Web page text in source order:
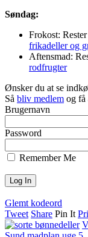
Søndag:
Frokost:
frikadeller og
Aftensmad:
rodfrugter
Ønsker du at se
Så bliv medlem og få
Brugernavn
Password
Remember Me
Glemt kodeord
Tweet Share Pin It